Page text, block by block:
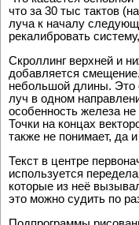
Что касается
что за 30 тыс тактов
луча к началу
рекалибровать
Скроллинг верхней и
добавляется
небольшой длины. Это
луч в одном
особенность железа
Точки на концах
также не понимает, да
Текст в центре
используется
которые из неё
это можно судить по